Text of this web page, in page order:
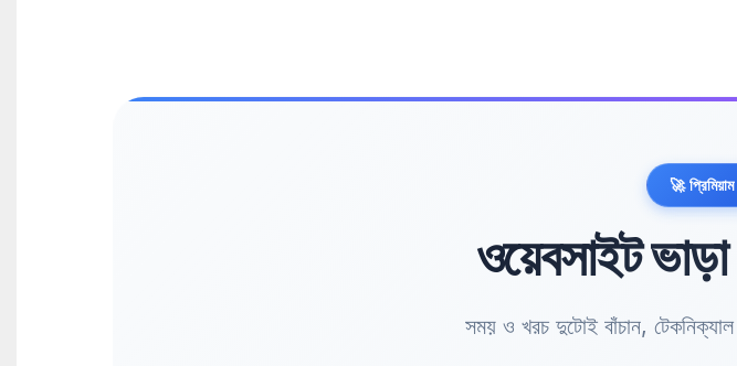
🚀
ওয়েবসাইট
সময় ও খরচ দুটোই বাঁচান, টেকনিক্যাল